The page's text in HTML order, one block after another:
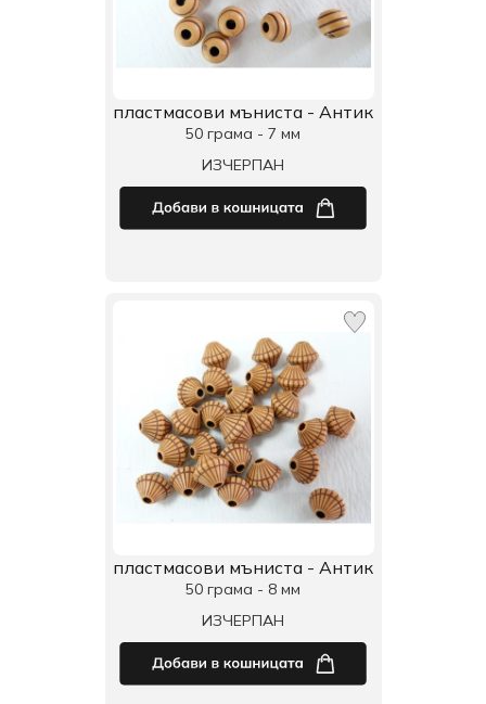
пластмасови мъниста - Антик
50 грама - 7 мм
ИЗЧЕРПАН
пластмасови мъниста - Антик
50 грама - 8 мм
ИЗЧЕРПАН